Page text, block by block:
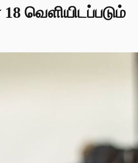
வெளியிடப்படும்